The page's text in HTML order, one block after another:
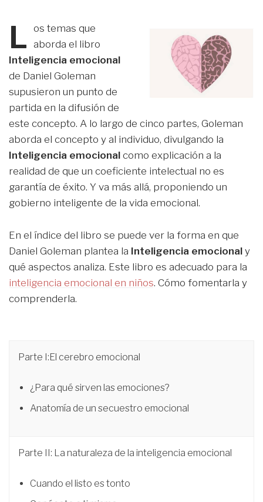
L
os temas que
aborda el libro
Inteligencia emocional
de Daniel Goleman
supusieron un punto de
partida en la difusión de
este concepto. A lo largo de cinco partes, Goleman
aborda el concepto y al individuo, divulgando la
Inteligencia emocional como explicación a la
realidad de que un coeficiente intelectual no es
garantía de éxito. Y va más allá, proponiendo un
gobierno inteligente de la vida emocional.
En el índice del libro se puede ver la forma en que
Daniel Goleman plantea la Inteligencia emocional y
qué aspectos analiza. Este libro es adecuado para la
inteligencia emocional en niños. Cómo fomentarla y
comprenderla.
Parte I:El cerebro emocional
¿Para qué sirven las emociones?
Anatomía de un secuestro emocional
Parte II: La naturaleza de la inteligencia emocional
Cuando el listo es tonto